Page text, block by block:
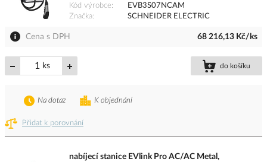
Kód výrobce
EVB3S07NCAM
Značka
SCHNEIDER ELECTRIC
Cena s DPH 68 216,13 Kč/ks
ks do košíku
Přidat k porovnání
K objednání
Na dotaz
nabíjecí stanice EVlink Pro AC/AC Metal,